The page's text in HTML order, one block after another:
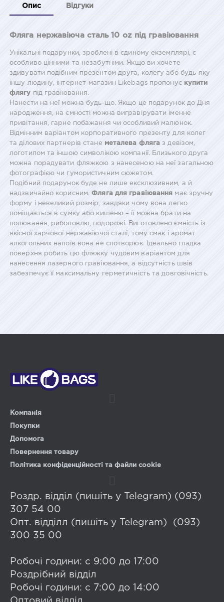
Опис Відгуки
Фляга нержавіюча сталь 10 oz під гравіювання
Унікальні подарунки, зроблені в єдиному екземплярі, є
особливо цінними та незабутніми. Якщо ви хочете
здивувати подібним презентом друга, колегу або будь-яку
іншу людину, інтернет-магазин Likebags пропонує купити
флягу під гравіювання.
Нанести на неї можна будь-що. Якщо це подарунок до Дня
народження, на ємності можна вигравірувати іменне
привітання, гарне побажання чи особливий малюнок.
Відмінним варіантом корпоративного презенту для колег
та ділових партнерів стане металева фляга з девізом,
логотипом та іншою символікою компанії. Близького друга
можна порадувати фляжкою з нанесеною на неї загальною
фотографією чи гумористичним сюжетом.
Подібний подарунок буде не лише ексклюзивним, а й
надзвичайно корисним.Фляга для гравіювання має зручну
форму і невеликий розмір, завдяки чому вона легко
поміщається в сумку або кишеню – її можна брати на
полювання, риболовлю, подорожі. Виготовлено ємність із
якісної харчової нержавіючої сталі, тому смак і аромат
алкогольних напоїв вона не спотворює. Ідеально гладка
поверхня робить цю фляжку чудовим варіантом для
нанесення лазерного гравіювання, а відсутність швів
забезпечує її максимальну герметичність та довговічність.
Компанія
Покупки
Допомога
Повернення товару
Політика конфіденційності та файли cookie
Роздр. відділ (пишіть у Telegram) (093)
307 54 00
Опт. відділл (пишіть у Telegram) (093)
300 35 00
Робочі години: с 9:00 до 17:00
Роздрібний відділ
Робочі години: с 7:00 до 14:00